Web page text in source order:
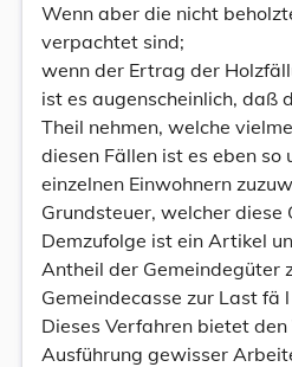
Wenn aber die nicht
verpachtet sind;
wenn der Ertrag der
ist es augenscheinlich, daß
Theil nehmen, welche
diesen Fällen ist es eben
einzelnen Einwohnern
Grundsteuer, welcher diese
Demzufolge ist ein Artikel
Antheil der Gemeindegüter
Gemeindecasse zur Last fä
Dieses Verfahren bietet
Ausführung gewisser